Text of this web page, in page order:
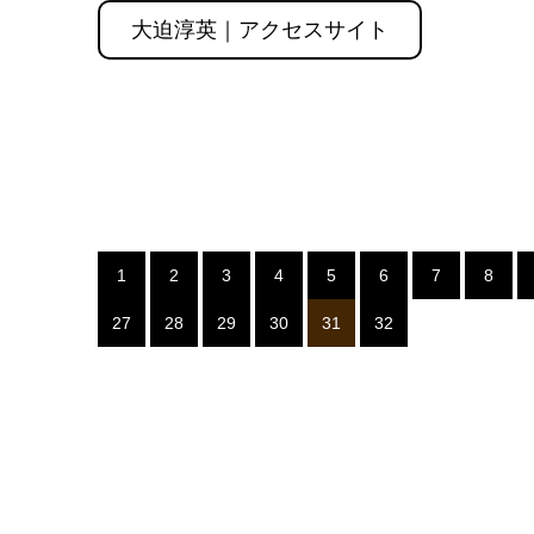
大迫淳英｜アクセスサイト
1 2 3 4 5 6 7 8
27 28 29 30 31 32